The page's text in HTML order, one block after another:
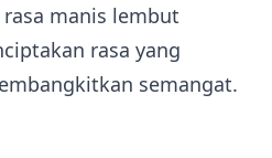
manis lembut
rasa yang
semangat.